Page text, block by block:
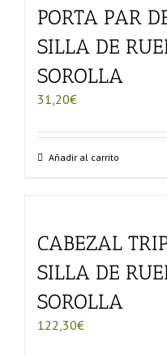
PORTA PAR
SILLA DE
SOROLLA
31,20€
Añadir al carrito
CABEZAL
SILLA DE
SOROLLA
122,30€